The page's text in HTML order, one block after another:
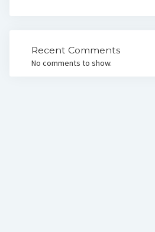
Recent Comments
No comments to show.